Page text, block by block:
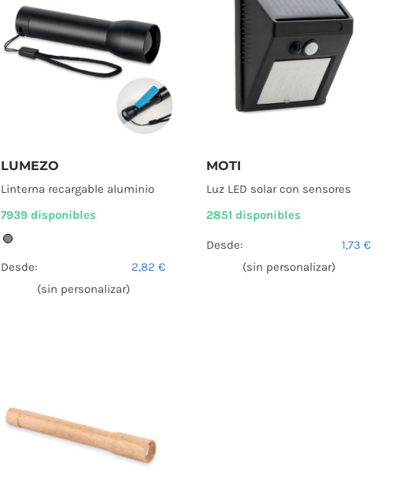
LUMEZO
Linterna recargable aluminio
7939 disponibles
Desde: 2,82€
(sin personalizar)
MOTI
Luz LED solar con sensores
2851 disponibles
Desde: 1,73 €
(sin personalizar)